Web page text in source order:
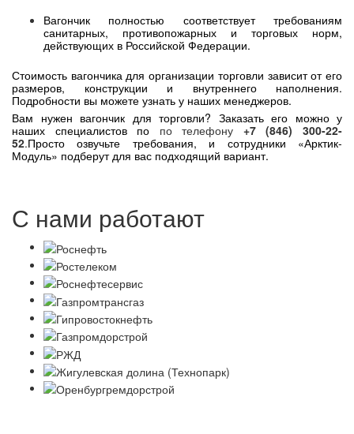
Вагончик полностью соответствует требованиям
санитарных, противопожарных и торговых норм,
действующих в Российской Федерации.
Стоимость вагончика для организации торговли зависит от его
размеров, конструкции и внутреннего наполнения.
Подробности вы можете узнать у наших менеджеров.
Вам нужен вагончик для торговли? Заказать его можно у
наших специалистов по по телефону +7 (846) 300-22-
52.Просто озвучьте требования, и сотрудники «Арктик-
Модуль» подберут для вас подходящий вариант.
С нами работают